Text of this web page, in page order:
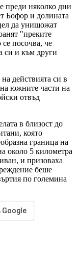
преди няколко дни
Бофор и долината
да унищожат
"преките
посочва, че
си и към други
действията си в
южните части на
отвъд
в близост до
която
граница на
около 5 километра
и призоваха
беше
по големина
Google